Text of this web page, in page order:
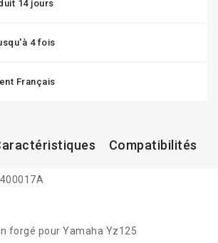
14 jours
4 fois
Français
Compatibilités
forgé pour Yamaha Yz125